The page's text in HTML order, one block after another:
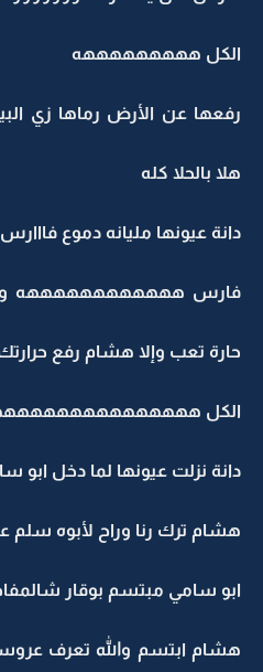
الكل هههههههههه
رفعها عن الأرض رماها زي
هلا بالحلا كله
دانة عيونها مليانه دموع
فارس ههههههههههههه
حارة تعب وإلا هشام رفع
الكل
دانة نزلت عيونها لما دخل ابو
هشام ترك رنا وراح لأبوه سلم
ابو سامي مبتسم بوقار
هشام ابتسم والله تعرف